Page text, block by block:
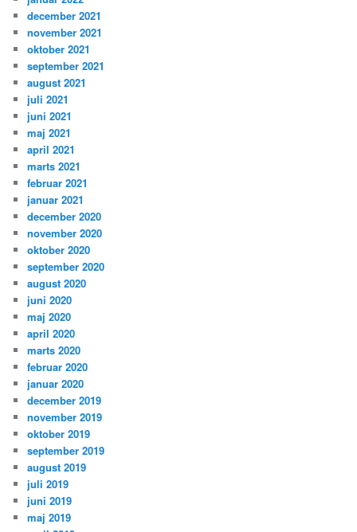
december 2021
november 2021
oktober 2021
september 2021
august 2021
juli 2021
juni 2021
maj 2021
april 2021
marts 2021
februar 2021
januar 2021
december 2020
november 2020
oktober 2020
september 2020
august 2020
juni 2020
maj 2020
april 2020
marts 2020
februar 2020
januar 2020
december 2019
november 2019
oktober 2019
september 2019
august 2019
juli 2019
juni 2019
maj 2019